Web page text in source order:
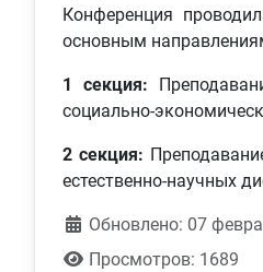
Конференция
основным
1 секция:
социально-
2 секция:
естественно-научных
Обновлено: 07
Просмотров: 1689